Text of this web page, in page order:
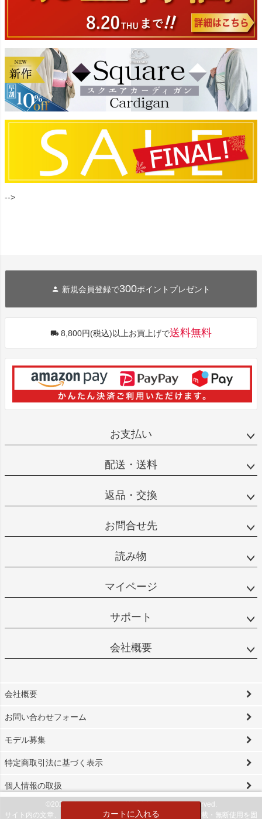
カートに入れる
-->
新規会員登録で300ポイントプレゼント
8,800円(税込)以上お買上げで送料無料
お支払い
配送・送料
返品・交換
お問合せ先
読み物
マイページ
サポート
会社概要
会社概要
お問い合わせフォーム
モデル募集
特定商取引法に基づく表示
個人情報の取扱
©2024 ビソワ・デザイン株式会社 All Rights reserved.
サイト内の文章、画像などの著作物は当社に属します。無断転載・無断使用を固